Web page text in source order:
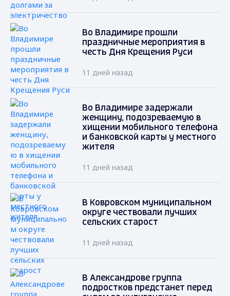
Во Владимире прошли
праздничные мероприятия в
честь Дня Крещения Руси
11 дней назад
Во Владимире задержали
женщину, подозреваемую в
хищении мобильного телефона
и банковской карты у местного
жителя
11 дней назад
В Ковровском муниципальном
округе чествовали лучших
сельских старост
11 дней назад
В Александрове группа
подростков предстанет перед